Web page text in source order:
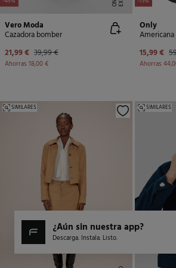
Vero Moda
Cazadora bomber
21,99 € 39,99 €
Ahorras 18,00 €
Only
15,99 €
Ahorras
SIMILARES SIMILARES
¿aún sin nuestra app?
Descarga. Instala. Listo.